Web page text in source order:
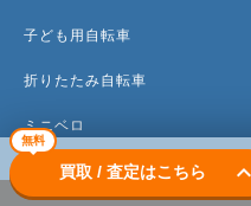
無料
買取 / 査定はこちら keyboard_arrow_down
子ども用自転車
折りたたみ自転車
ミニベロ